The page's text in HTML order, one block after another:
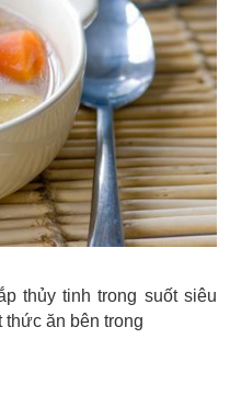
thủy tinh trong suốt siêu
thức ăn bên trong